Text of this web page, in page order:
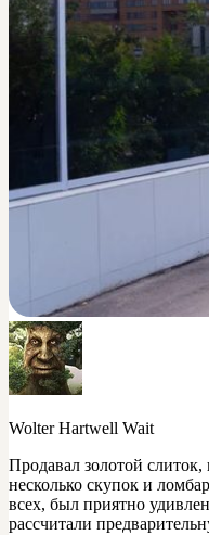
Wolter Hartwell Wait
Продавал золотой
несколько скупок и
всех, был приятно
рассчитали